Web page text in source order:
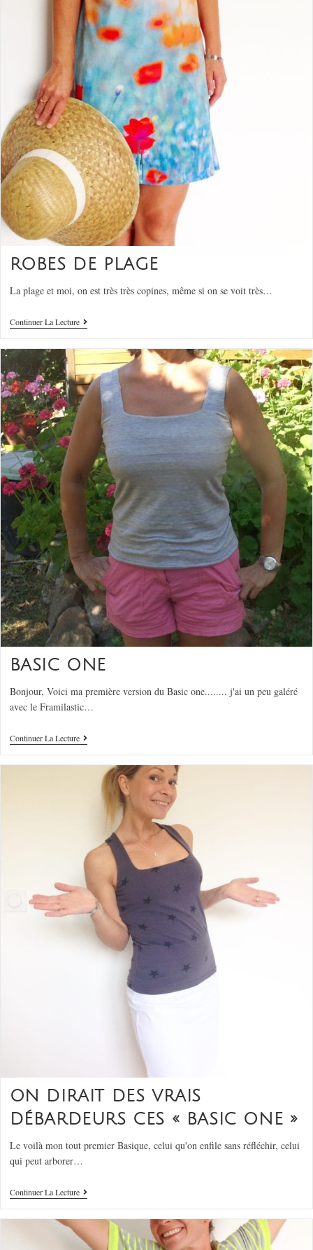
ROBES DE PLAGE
La plage et moi, on est très très copines, même si on se voit très…
Continuer La Lecture
BASIC ONE
Bonjour, Voici ma première version du Basic one........ j'ai un peu galéré
avec le Framilastic…
Continuer La Lecture
ON DIRAIT DES VRAIS
DÉBARDEURS CES « BASIC ONE »
Le voilà mon tout premier Basique, celui qu'on enfile sans réfléchir, celui
qui peut arborer…
Continuer La Lecture